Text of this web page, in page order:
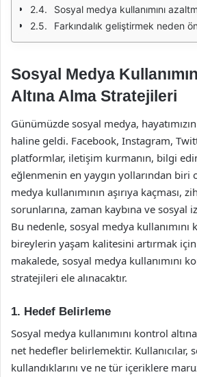
Sosyal medya kullanımını azaltmak için
Farkındalık geliştirmek neden
Sosyal Medya
Altına Alma Stratejileri
Günümüzde sosyal medya,
haline geldi. Facebook, Instagram,
platformlar, iletişim kurmanın, bilgi
eğlenmenin en yaygın yollarından biri
medya kullanımının aşırıya kaçması,
sorunlarına, zaman kaybına ve sosyal
Bu nedenle, sosyal medya kullanımını
bireylerin yaşam kalitesini artırmak
makalede, sosyal medya kullanımını
stratejileri ele alınacaktır.
1. Hedef Belirleme
Sosyal medya kullanımını kontrol
net hedefler belirlemektir. Kullanıcılar,
kullandıklarını ve ne tür içeriklere